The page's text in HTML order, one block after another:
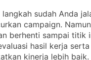
langkah sudah Anda
campaign.
berhenti sampai titik
hasil kerja
kinerja lebih baik.